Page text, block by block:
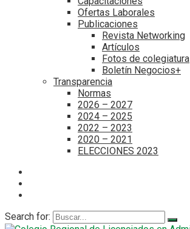
Ofertas Laborales
Publicaciones
Revista Networking
Artículos
Fotos de colegiatura
Boletín Negocios+
Transparencia
Normas
2026 – 2027
2024 – 2025
2022 – 2023
2020 – 2021
ELECCIONES 2023
Search for: